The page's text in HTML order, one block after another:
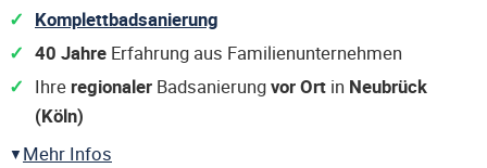
Komplettbadsanierung
40 Jahre Erfahrung aus Familienunternehmen
Ihre regionaler Badsanierungvor Ort in Neubrück
(Köln)
Mehr Infos